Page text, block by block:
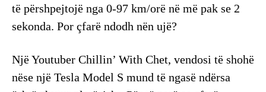
të përshpejtojë nga 0-97 km/orë në më pak se 2
sekonda. Por çfarë ndodh nën ujë?
Një Youtuber Chillin’ With Chet, vendosi të shohë
nëse një Tesla Model S mund të ngasë ndërsa